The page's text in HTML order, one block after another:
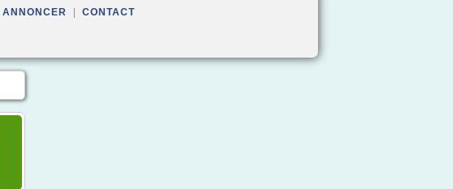
ANNONCER CONTACT